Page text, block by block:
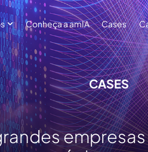
for Sobre
Show submenu for Serviços
Conheça a amIA Cases
CASES
Cases